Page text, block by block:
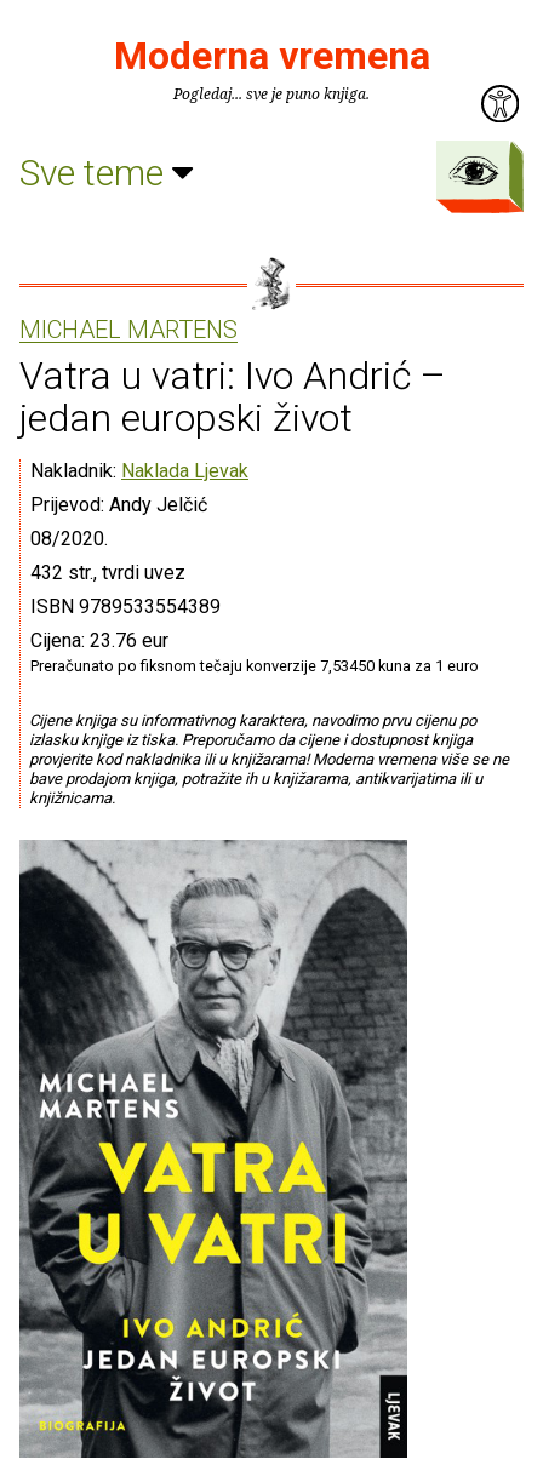
Moderna vremena
Pogledaj... sve je puno knjiga.
Sve teme
MICHAEL MARTENS
Vatra u vatri: Ivo Andrić –
jedan europski život
Nakladnik: Naklada Ljevak
Prijevod: Andy Jelčić
08/2020.
432 str., tvrdi uvez
ISBN 9789533554389
Cijena: 23.76 eur
Preračunato po fiksnom tečaju konverzije 7,53450 kuna za 1 euro
Cijene knjiga su informativnog karaktera, navodimo prvu cijenu po
izlasku knjige iz tiska. Preporučamo da cijene i dostupnost knjiga
provjerite kod nakladnika ili u knjižarama! Moderna vremena više se ne
bave prodajom knjiga, potražite ih u knjižarama, antikvarijatima ili u
knjižnicama.